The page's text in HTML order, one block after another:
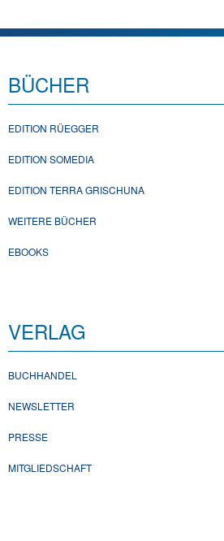
BÜCHER
EDITION RÜEGGER
EDITION SOMEDIA
EDITION TERRA GRISCHUNA
WEITERE BÜCHER
EBOOKS
VERLAG
BUCHHANDEL
NEWSLETTER
PRESSE
MITGLIEDSCHAFT